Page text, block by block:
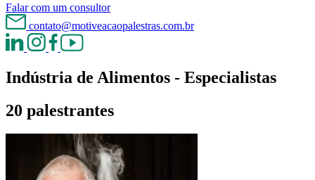
Falar com um consultor
contato@motiveacaopalestras.com.br
Indústria de Alimentos - Especialistas
20 palestrantes